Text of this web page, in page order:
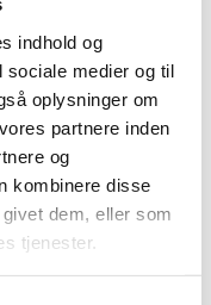
indhold og
sociale medier og til
oplysninger om
partnere inden
og
kombinere disse
dem, eller som
tjenester.
mayonnaise (5
(40 g) med
(150 ml)
g)